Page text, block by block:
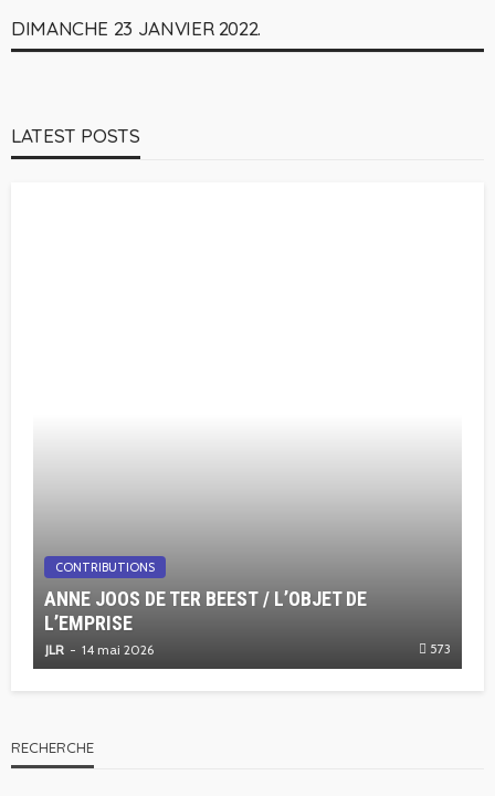
DIMANCHE 23 JANVIER 2022.
LATEST POSTS
CONTRIBUTIONS
ANNE JOOS DE TER BEEST / L’OBJET DE
L’EMPRISE
JLR 14 mai 2026 573
RECHERCHE